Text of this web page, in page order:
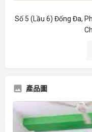
Số 5 (Lầu 6) Đống Đa,
產品圖